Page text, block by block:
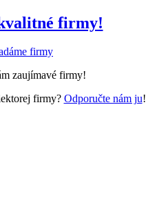
firmy!
zaujímavé firmy!
firmy? Odporučte nám ju!